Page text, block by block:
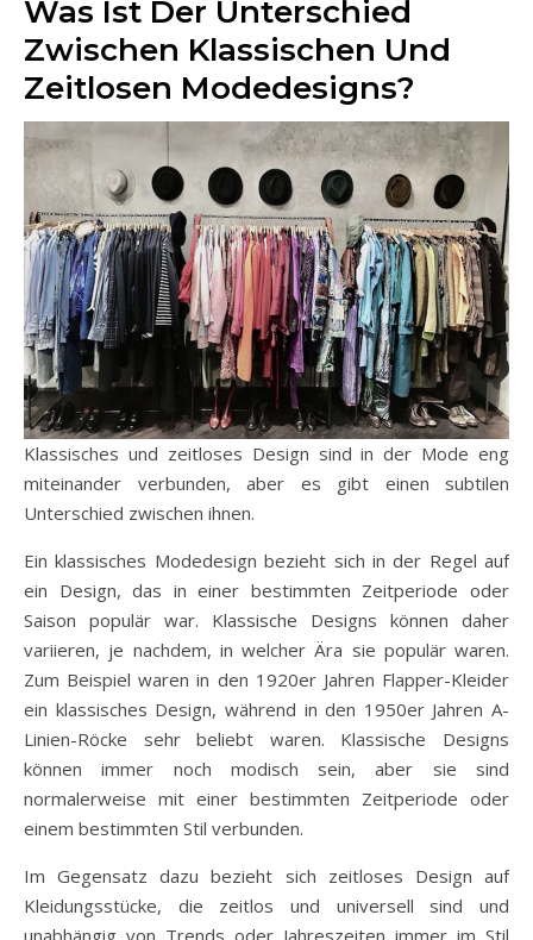
Was Ist Der Unterschied
Zwischen Klassischen Und
Zeitlosen Modedesigns?
Klassisches und zeitloses Design sind in der Mode eng
miteinander verbunden, aber es gibt einen subtilen
Unterschied zwischen ihnen.
Ein klassisches Modedesign bezieht sich in der Regel auf
ein Design, das in einer bestimmten Zeitperiode oder
Saison populär war. Klassische Designs können daher
variieren, je nachdem, in welcher Ära sie populär waren.
Zum Beispiel waren in den 1920er Jahren Flapper-Kleider
ein klassisches Design, während in den 1950er Jahren A-
Linien-Röcke sehr beliebt waren. Klassische Designs
können immer noch modisch sein, aber sie sind
normalerweise mit einer bestimmten Zeitperiode oder
einem bestimmten Stil verbunden.
Im Gegensatz dazu bezieht sich zeitloses Design auf
Kleidungsstücke, die zeitlos und universell sind und
unabhängig von Trends oder Jahreszeiten immer im Stil